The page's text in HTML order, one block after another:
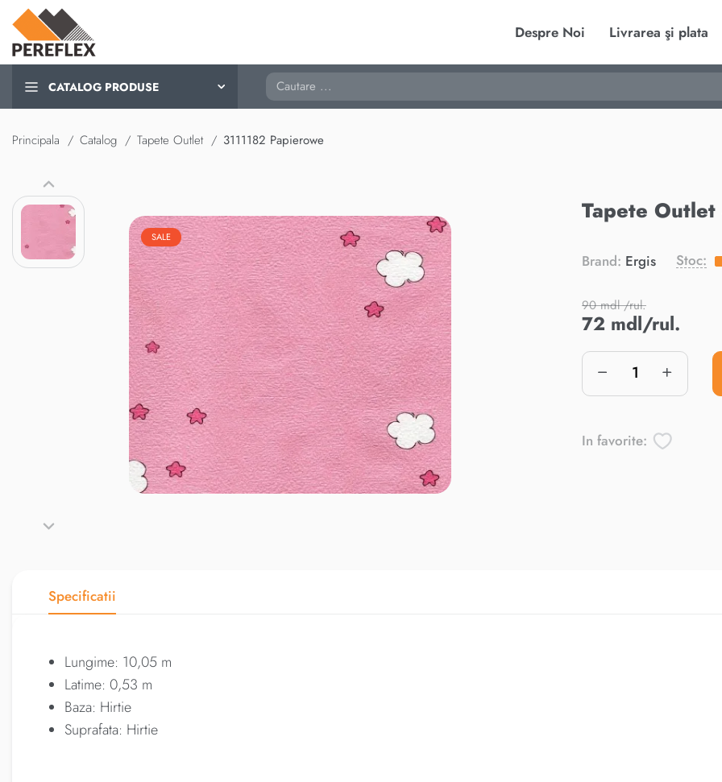
Despre Noi Livrarea şi plata
CATALOG PRODUSE Cautare
Principala Catalog Tapete Outlet 3111182 Papierowe
SALE
Tapete Outlet
Brand: Ergis Stoc:
90 mdl /rul.
72 mdl/rul.
In favorite:
Specificatii
Lungime: 10,05 m
Latime: 0,53 m
Baza: Hirtie
Suprafata: Hirtie